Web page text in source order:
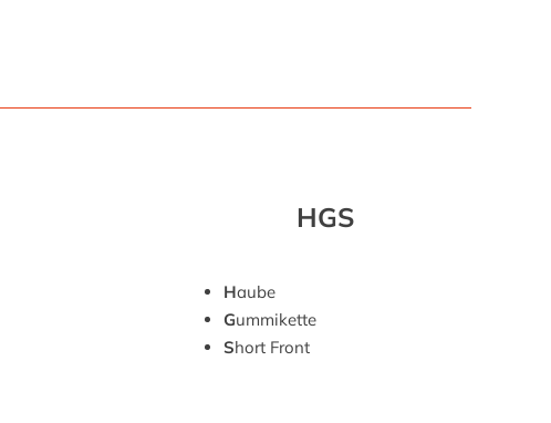
HGS
Haube
Gummikette
Short Front